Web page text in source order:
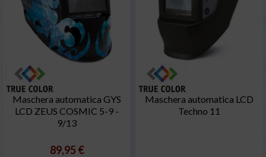
Maschera automatica GYS
LCD ZEUS COSMIC 5-9 -
9/13
89,95 €
Maschera automatica LCD
Techno 11